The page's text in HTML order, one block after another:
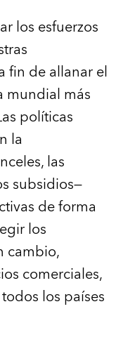
los esfuerzos
fin de allanar el
mundial más
políticas
la
las
subsidios—
de forma
los
cambio,
comerciales,
los países